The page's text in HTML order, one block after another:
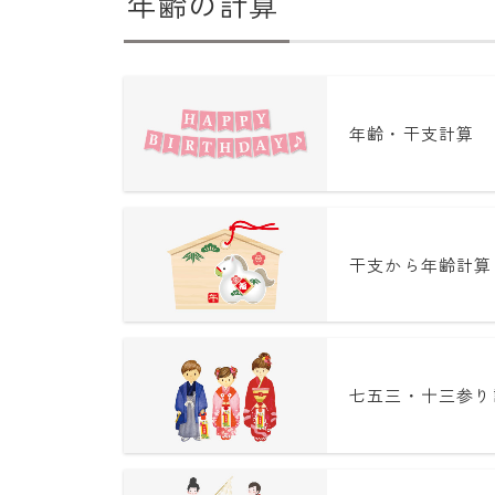
年齢・干支計算
干支から年齢計算
七五三・十三参